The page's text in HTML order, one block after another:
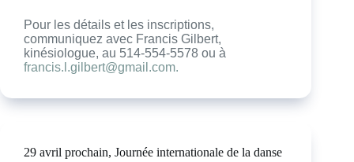
Pour les détails et les inscriptions,
communiquez avec Francis Gilbert,
kinésiologue, au 514-554-5578 ou à
francis.l.gilbert@gmail.com.
29 avril prochain, Journée internationale de la danse